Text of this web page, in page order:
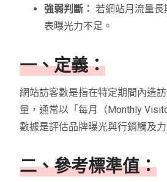
強弱判斷： 若網站月流量
表曝光力不足。
一、定義：
網站訪客數是指在特定期間內造
量，通常以「每月（Monthly
數據是評估品牌曝光與行銷觸及
二、參考標準值：